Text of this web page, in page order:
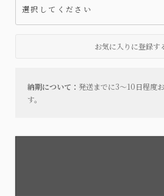
納期について： 発送までに3～10日程度
す。
お気に入りに登録す